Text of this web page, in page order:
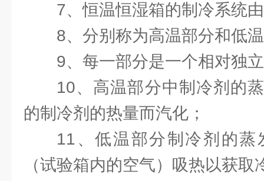
7、恒温恒湿箱的制冷系统
8、分别称为高温部分和低
9、每一部分是一个相对独
10、高温部分中制冷剂的
的制冷剂的热量而汽化；
11、低温部分制冷剂的
（试验箱内的空气）吸热以获取